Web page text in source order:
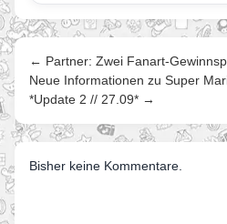
← Partner: Zwei Fanart-
Neue Informationen zu Super
*Update 2 // 27.09* →
Bisher keine Kommentare.